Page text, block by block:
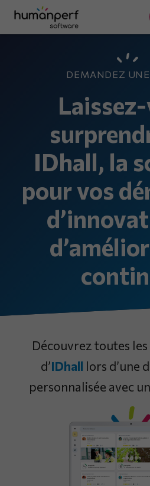
DEMANDEZ
IDhall, la
pour vos
Découvrez toutes
d’IDhall lors d’une
personnalisée avec